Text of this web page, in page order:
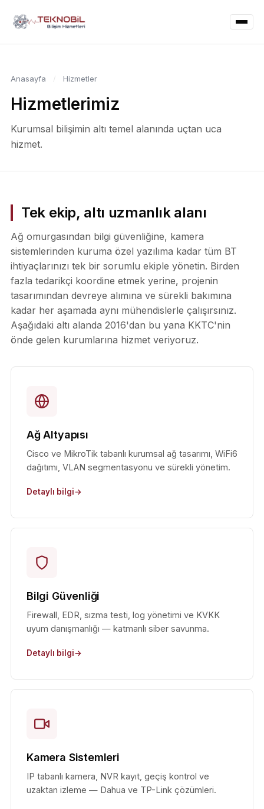
Anasayfa Hizmetler
Hizmetlerimiz
Kurumsal bilişimin altı temel alanında uçtan uca
hizmet.
Tek ekip, altı uzmanlık alanı
Ağ omurgasından bilgi güvenliğine, kamera
sistemlerinden kuruma özel yazılıma kadar tüm BT
ihtiyaçlarınızı tek bir sorumlu ekiple yönetin. Birden
fazla tedarikçi koordine etmek yerine, projenin
tasarımından devreye alımına ve sürekli bakımına
kadar her aşamada aynı mühendislerle çalışırsınız.
Aşağıdaki altı alanda 2016'dan bu yana KKTC'nin
önde gelen kurumlarına hizmet veriyoruz.
Ağ Altyapısı
Cisco ve MikroTik tabanlı kurumsal ağ tasarımı, WiFi6
dağıtımı, VLAN segmentasyonu ve sürekli yönetim.
Detaylı bilgi
Bilgi Güvenliği
Firewall, EDR, sızma testi, log yönetimi ve KVKK
uyum danışmanlığı — katmanlı siber savunma.
Detaylı bilgi
Kamera Sistemleri
IP tabanlı kamera, NVR kayıt, geçiş kontrol ve
uzaktan izleme — Dahua ve TP-Link çözümleri.